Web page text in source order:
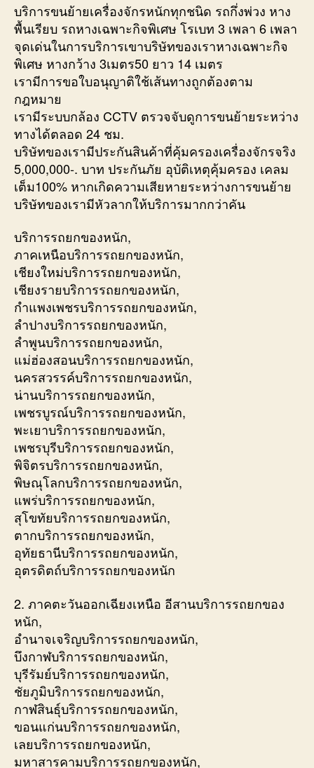
บริการขนย้ายเครื่องจักรหนักทุกชนิด รถกึ่งพ่วง หาง
พื้นเรียบ รถหางเฉพาะกิจพิเศษ โรเบท 3 เพลา 6 เพลา
จุดเด่นในการบริการเขาบริษัทของเราหางเฉพาะกิจ
พิเศษ หางกว้าง 3เมตร50 ยาว 14 เมตร
เรามีการขอใบอนุญาติใช้เส้นทางถูกต้องตาม
กฎหมาย
เรามีระบบกล้อง CCTV ตรวจจับดูการขนย้ายระหว่าง
ทางได้ตลอด 24 ชม.
บริษัทของเรามีประกันสินค้าที่คุ้มครองเครื่องจักรจริง
5,000,000-. บาท ประกันภัย อุบัติเหตุคุ้มครอง เคลม
เต็ม100% หากเกิดความเสียหายระหว่างการขนย้าย
บริษัทของเรามีหัวลากให้บริการมากกว่าคัน
บริการรถยกของหนัก,
ภาคเหนือบริการรถยกของหนัก,
เชียงใหม่บริการรถยกของหนัก,
เชียงรายบริการรถยกของหนัก,
กำแพงเพชรบริการรถยกของหนัก,
ลำปางบริการรถยกของหนัก,
ลำพูนบริการรถยกของหนัก,
แม่ฮ่องสอนบริการรถยกของหนัก,
นครสวรรค์บริการรถยกของหนัก,
น่านบริการรถยกของหนัก,
เพชรบูรณ์บริการรถยกของหนัก,
พะเยาบริการรถยกของหนัก,
เพชรบุรีบริการรถยกของหนัก,
พิจิตรบริการรถยกของหนัก,
พิษณุโลกบริการรถยกของหนัก,
แพร่บริการรถยกของหนัก,
สุโขทัยบริการรถยกของหนัก,
ตากบริการรถยกของหนัก,
อุทัยธานีบริการรถยกของหนัก,
อุตรดิตถ์บริการรถยกของหนัก
2. ภาคตะวันออกเฉียงเหนือ อีสานบริการรถยกของ
หนัก,
อำนาจเจริญบริการรถยกของหนัก,
บึงกาฬบริการรถยกของหนัก,
บุรีรัมย์บริการรถยกของหนัก,
ชัยภูมิบริการรถยกของหนัก,
กาฬสินธุ์บริการรถยกของหนัก,
ขอนแก่นบริการรถยกของหนัก,
เลยบริการรถยกของหนัก,
มหาสารคามบริการรถยกของหนัก,